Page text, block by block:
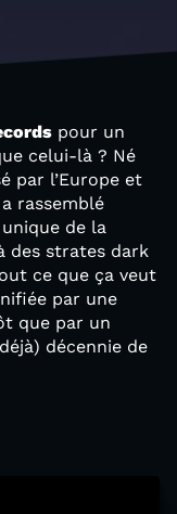
pour un
celui-là ? Né
par l’Europe et
a rassemblé
de la
des strates dark
ce que ça veut
par une
que par un
décennie de